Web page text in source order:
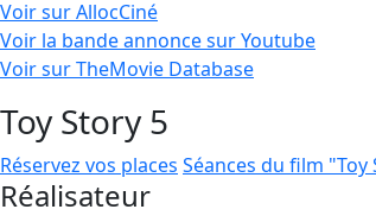
Voir sur AllocCiné
Voir la bande annonce sur Youtube
Voir sur TheMovie Database
Toy Story 5
Réservez vos places Séances du film "Toy
Réalisateur